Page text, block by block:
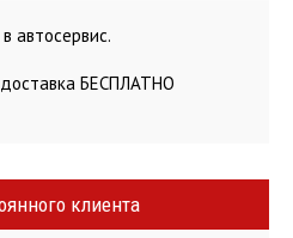
автосервис.
БЕСПЛАТНО
клиента